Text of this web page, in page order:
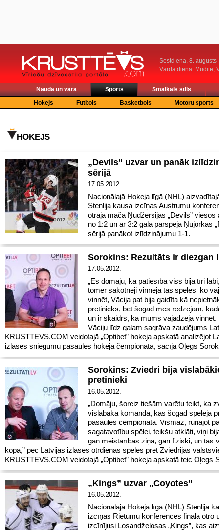
Sestdiena, 8. augusts
Vārda diena: Mudīte,
Nauda un vara Sports
Smalkais stils
Hokejs
Futbols Basketbols Motoru sports
HOKEJS
„Devils” uzvar un panāk
sērijā
17.05.2012.
Nacionālajā Hokeja līgā (NHL)
Stenlija kausa izcīņas Austrumu
otrajā mačā Ņūdžersijas „Devils” viesos
no 1:2 un ar 3:2 galā pārspēja Ņujorkas
sērijā panākot izlīdzinājumu 1-1.
Sorokins: Rezultāts ir diezgan
17.05.2012.
„Es domāju, ka patiesībā viss bija tīri
tomēr sākotnēji vinnēja tās spēles, ko
vinnēt, Vācija pat bija gaidīta kā
pretinieks, bet šogad mēs redzējām,
un ir skaidrs, ka mums vajadzēja vinnēt.
Vāciju līdz galam sagrāva zaudējums
KRUSTTEVS.COM veidotajā „Optibet” hokeja apskatā analizējot
izlases sniegumu pasaules hokeja čempionātā, sacīja Oļegs
Sorokins: Zviedri bija
pretinieki
16.05.2012.
„Domāju, šoreiz tiešām varētu teikt, ka
vislabākā komanda, kas šogad spēlēja
pasaules čempionātā. Vismaz, runājot
sagatavotību spēlei, teikšu atklāti, viņi
gan meistarības ziņā, gan fiziski, un tas
kopā,” pēc Latvijas izlases otrdienas spēles pret Zviedrijas
KRUSTTEVS.COM veidotajā „Optibet” hokeja apskatā teic Oļegs
„Kings” uzvar „Coyotes”
16.05.2012.
Nacionālajā Hokeja līgā (NHL) Stenlija
izcīņas Rietumu konferences finālā otro
izcīnījusi Losandželosas „Kings”, kas